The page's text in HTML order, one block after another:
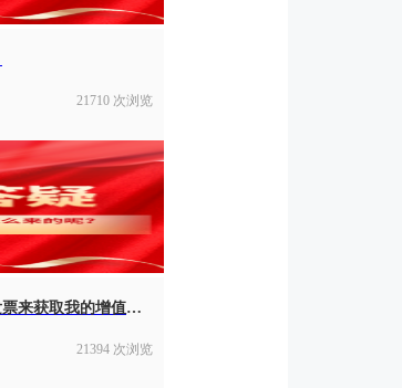
21710 次浏览
我没有发票，但是我看增值税申报表有数据，这个数据怎么来的呢？是否可以不借助发票来获取我的增值税数据呢？
21394 次浏览